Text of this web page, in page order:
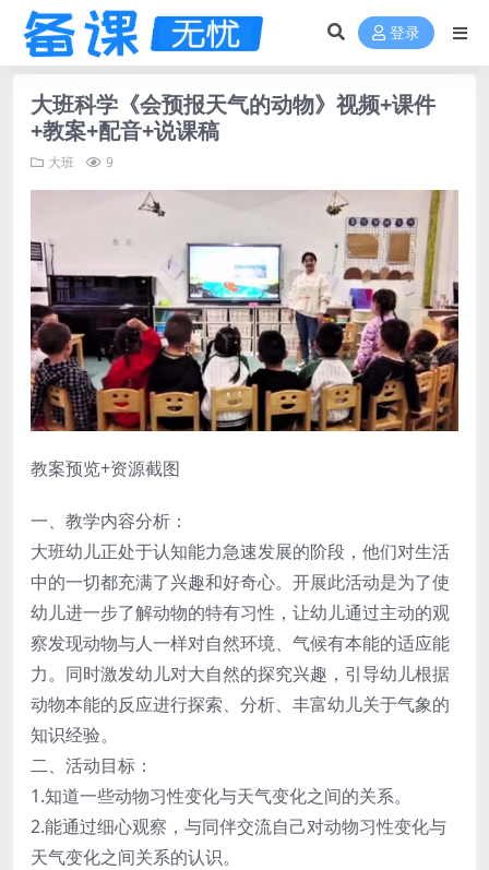
登录
大班科学《会预报天气的动物》视频+课件
+教案+配音+说课稿
大班 9
教案预览+资源截图
一、教学内容分析：
大班幼儿正处于认知能力急速发展的阶段，他们对生活
中的一切都充满了兴趣和好奇心。开展此活动是为了使
幼儿进一步了解动物的特有习性，让幼儿通过主动的观
察发现动物与人一样对自然环境、气候有本能的适应能
力。同时激发幼儿对大自然的探究兴趣，引导幼儿根据
动物本能的反应进行探索、分析、丰富幼儿关于气象的
知识经验。
二、活动目标：
1.知道一些动物习性变化与天气变化之间的关系。
2.能通过细心观察，与同伴交流自己对动物习性变化与
天气变化之间关系的认识。